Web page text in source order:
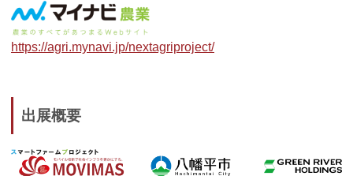
https://agri.mynavi.jp/nextagriproject/
出展概要